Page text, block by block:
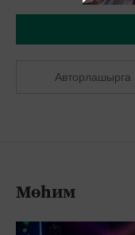
Авторлашырга
Мөһим